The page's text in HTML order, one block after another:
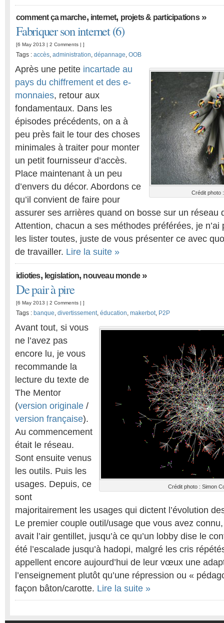
comment ça marche, internet, projets & participations»
Fabriquer son internet (6)
[6 May 2013 | 2 Comments | ]
Tags : accès, administration, dépannage, OOB
Crédit photo
Après une petite incartade au
pays du chiffrement et des e-
monnaies, retour aux
fondamentaux. Dans les
épisodes précédents, on a à
peu près fait le tour des choses
minimales à traiter pour monter
un petit fournisseur d’accès.
Place maintenant à un peu
d’envers du décor. Abordons ce
qu’il convient de faire pour
assurer ses arrières quand on bosse sur un réseau
Attention, chacun a ses méthodes préférées, je n’ai
les lister toutes, juste de vous présenter ce avec
de travailler. Lire la suite »
idioties, legislation, nouveau monde»
De pair à pire
[6 May 2013 | 2 Comments | ]
Tags : banque, divertissement, éducation, makerbot, P2P
Crédit photo : Simon
Avant tout, si vous
ne l’avez pas
encore lu, je vous
recommande la
lecture du texte de
The Mentor
(version originale /
version française).
Au commencement
était le réseau.
Sont ensuite venus
les outils. Puis les
usages. Depuis, ce
sont
majoritairement les usages qui dictent l’évolution
Le premier couple outil/usage que vous avez connu,
avait l’air gentillet, jusqu’à ce qu’un lobby dise le
été l’escalade jusqu’à hadopi, malgré les cris
appellent encore aujourd’hui de leur vœux une
l’enseignement plutôt qu’une répression ou «
façon bâton/carotte. Lire la suite »